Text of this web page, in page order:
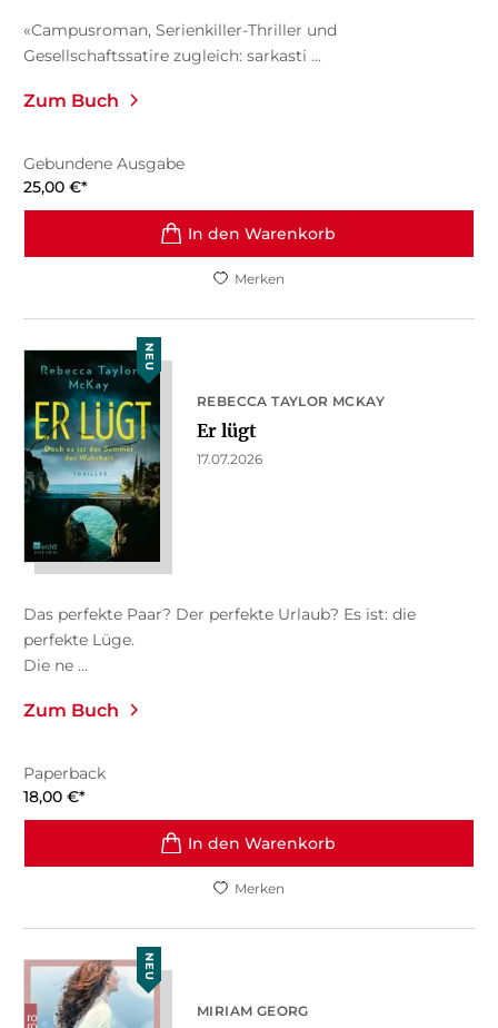
«Campusroman, Serienkiller-Thriller und
Gesellschaftssatire zugleich: sarkasti ...
Zum Buch
Gebundene Ausgabe
25,00 €*
In den Warenkorb
Merken
NEU
REBECCA TAYLOR MCKAY
Er lügt
17.07.2026
Das perfekte Paar? Der perfekte Urlaub? Es ist: die
perfekte Lüge.
Die ne ...
Zum Buch
Paperback
18,00 €*
In den Warenkorb
Merken
NEU
MIRIAM GEORG